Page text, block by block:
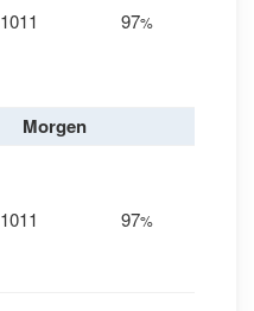
1011 97%
Morgen
1011 97%